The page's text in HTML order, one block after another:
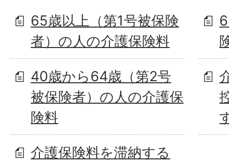
65歳以上（第1号被保険
者）の人の介護保険料
40歳から64歳（第2号
被保険者）の人の介護保
険料
介護保険料を滞納する